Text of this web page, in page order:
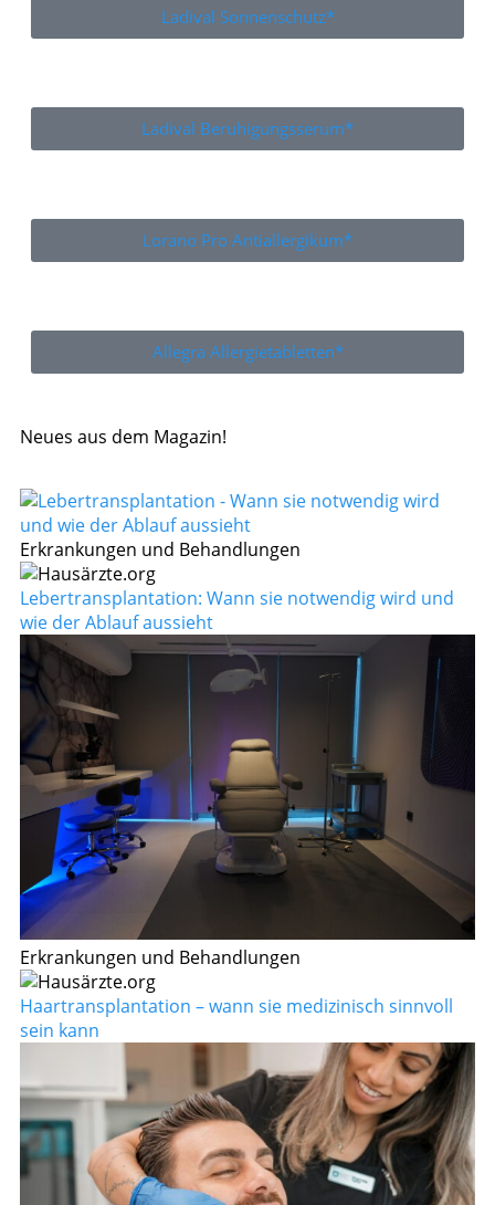
Ladival Sonnenschutz*
Ladival Beruhigungsserum*
Lorano Pro Antiallergikum*
Allegra Allergietabletten*
Neues aus dem Magazin!
Erkrankungen und Behandlungen
Lebertransplantation: Wann sie notwendig wird und
wie der Ablauf aussieht
Erkrankungen und Behandlungen
Haartransplantation – wann sie medizinisch sinnvoll
sein kann